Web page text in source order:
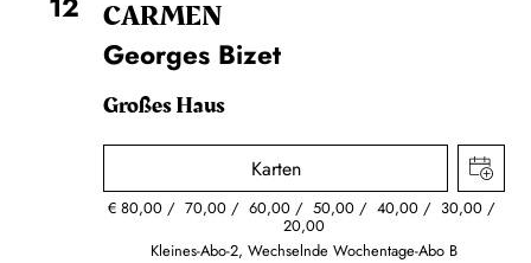
CARMEN
Georges Bizet
Großes Haus
Karten
€80,00 70,00 60,00 50,00 40,00 30,00
20,00
Kleines-Abo-2, Wechselnde Wochentage-Abo B